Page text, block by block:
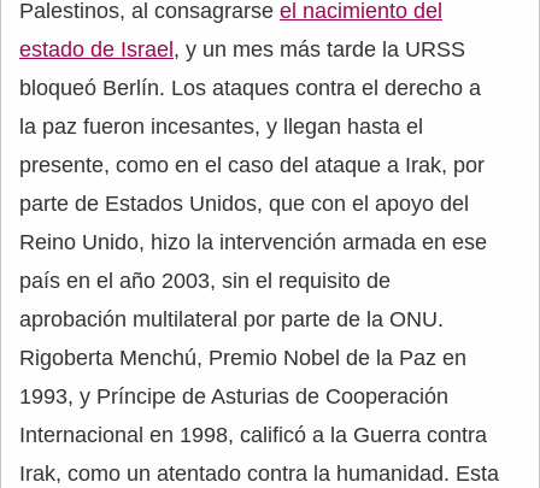
Palestinos, al consagrarse el nacimiento del
estado de Israel , y un mes más tarde la URSS
bloqueó Berlín. Los ataques contra el derecho a
la paz fueron incesantes, y llegan hasta el
presente, como en el caso del ataque a Irak, por
parte de Estados Unidos, que con el apoyo del
Reino Unido, hizo la intervención armada en ese
país en el año 2003, sin el requisito de
aprobación multilateral por parte de la ONU.
Rigoberta Menchú, Premio Nobel de la Paz en
1993, y Príncipe de Asturias de Cooperación
Internacional en 1998, calificó a la Guerra contra
Irak, como un atentado contra la humanidad. Esta